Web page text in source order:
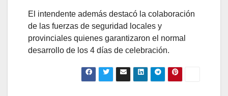
El intendente además destacó la colaboración
de las fuerzas de seguridad locales y
provinciales quienes garantizaron el normal
desarrollo de los 4 días de celebración.